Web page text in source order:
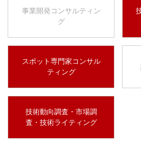
事業開発コンサルティン
グ
スポット専門家コンサル
ティング
技術動向調査・市場調
査・技術ライティング